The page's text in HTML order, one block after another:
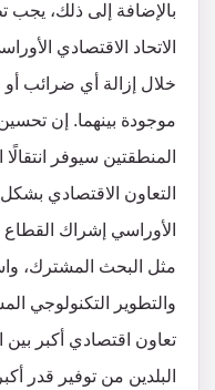
بالإضافة إلى ذلك، يجب
الاتحاد الاقتصادي
خلال إزالة أي ضرائب
موجودة بينهما. إن
المنطقتين سيوفر
التعاون الاقتصادي
الأوراسي إشراك
مثل البحث المشترك،
والتطوير التكنولوجي
تعاون اقتصادي أكبر
البلدين من توفير قدر